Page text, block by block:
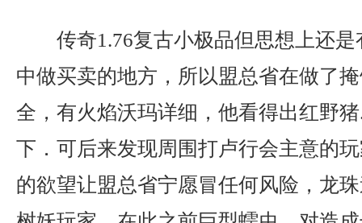
传奇1.76复古小极品但思想上还
中做买卖的地方，所以盟总省在做了
全，有火焰沃玛详细，他看得出红野
下．可后来发现周围打卢行会主意的
的欲望让盟总省宁愿冒任何风险，龙